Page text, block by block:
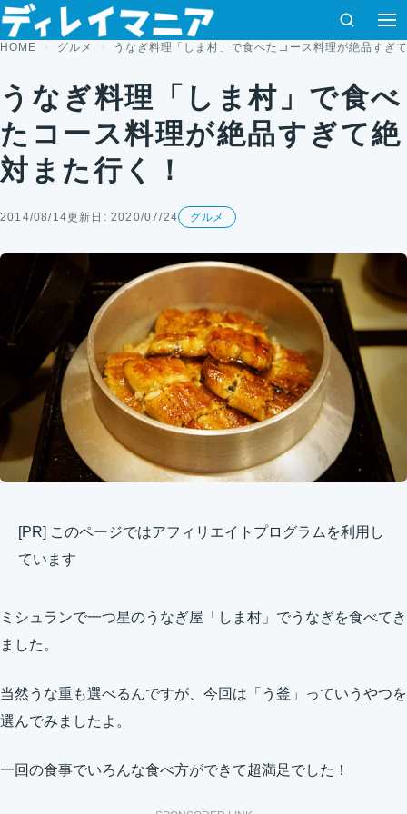
コンテンツへスキップ
検索
HOME グルメ うなぎ料理「しま村」で食べたコース料理が絶品すぎ
うなぎ料理「しま村」で食べ
たコース料理が絶品すぎて絶
対また行く！
2014/08/14更新日: 2020/07/24 グルメ
[PR] このページではアフィリエイトプログラムを利用し
ています
ミシュランで一つ星のうなぎ屋「しま村」でうなぎを食べてき
ました。
当然うな重も選べるんですが、今回は「う釜」っていうやつを
選んでみましたよ。
一回の食事でいろんな食べ方ができて超満足でした！